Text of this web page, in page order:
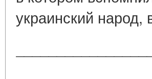
украинский народ,